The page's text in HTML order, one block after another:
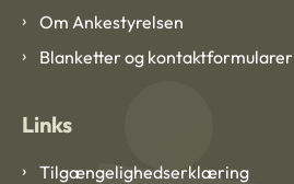
Om Ankestyrelsen
Blanketter og kontaktformularer
Links
Tilgængelighedserklæring